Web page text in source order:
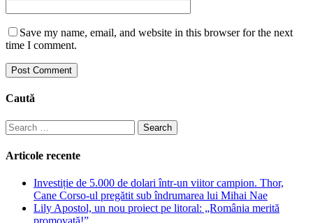
Save my name, email, and website in this browser for the next
time I comment.
Caută
Search
for:
Articole recente
Investiție de 5.000 de dolari într-un viitor campion. Thor,
Cane Corso-ul pregătit sub îndrumarea lui Mihai Nae
Lily Apostol, un nou proiect pe litoral: „România merită